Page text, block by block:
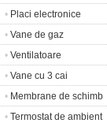
• Placi electronice
• Vane de gaz
• Ventilatoare
• Vane cu 3 cai
• Membrane de schimb
• Termostat de ambient